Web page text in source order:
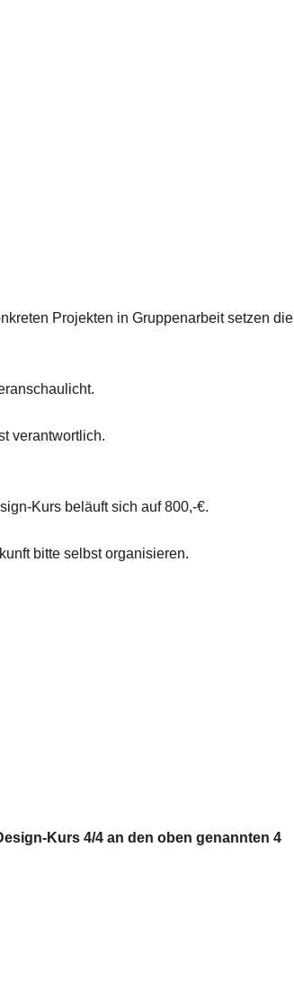
Projekten in Gruppenarbeit setzen die
verantwortlich.
Kurs beläuft sich auf 800,-€.
bitte selbst organisieren.
Kurs 4/4 an den oben genannten 4